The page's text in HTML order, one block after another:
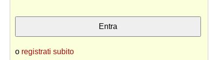
o registrati subito